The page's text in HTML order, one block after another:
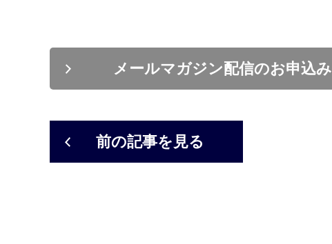
メールマガジン配信のお申込み
前の記事を見る